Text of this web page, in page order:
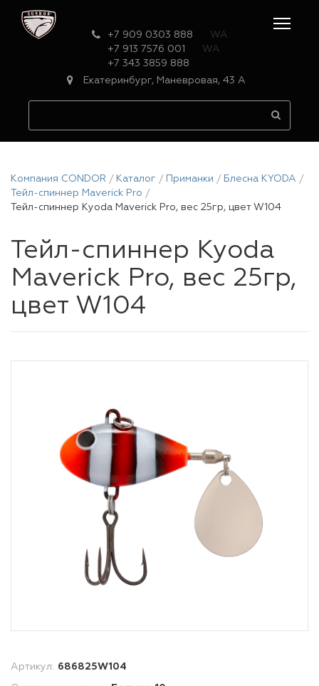
+7 909 0303 888
WA
+7 913 7576 001
WA
+7 343 3859 888
Екатеринбург, Маневровая, 43 А
Компания CONDOR Каталог Приманки
Блесна KYODA
Тейл-спиннер Maverick Pro
Тейл-спиннер Kyoda Maverick Pro, вес 25гр, цвет W104
Тейл-спиннер Kyoda
Maverick Pro, вес 25гр,
цвет W104
Артикул: 686825W104